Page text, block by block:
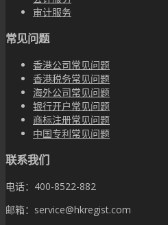
审计服务
常见问题
香港公司常见问题
香港税务常见问题
海外公司常见问题
银行开户常见问题
商标注册常见问题
中国专利常见问题
联系我们
电话：400-8522-882
邮箱：service@hkregist.com